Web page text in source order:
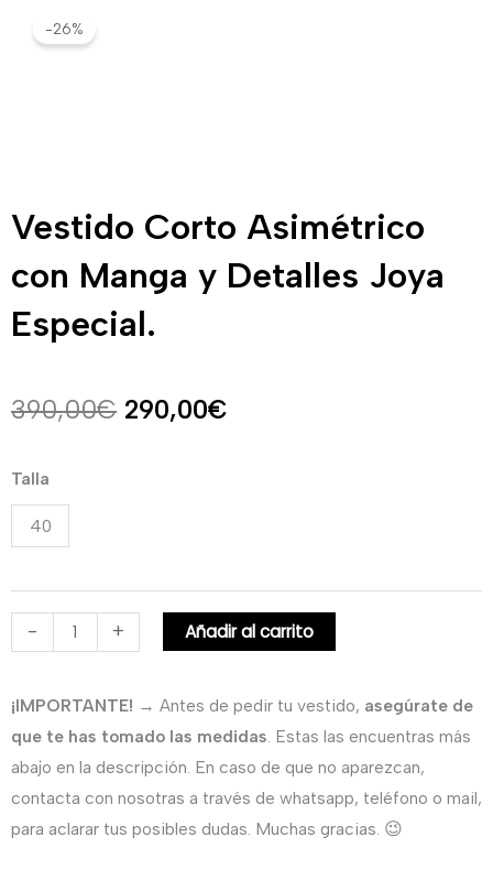
-26%
Vestido Corto Asimétrico
con Manga y Detalles Joya
Especial.
390,00€ El
390,00€.
290,00€
290,00€.
Talla
40
-
Vestido
Corto
Asimétrico
Manga
cantidad
+ Añadir al carrito
¡IMPORTANTE! → Antes de pedir tu vestido, asegúrate de
que te has tomado las medidas. Estas las encuentras más
abajo en la descripción. En caso de que no aparezcan,
contacta con nosotras a través de whatsapp, teléfono o mail,
para aclarar tus posibles dudas. Muchas gracias. 😉